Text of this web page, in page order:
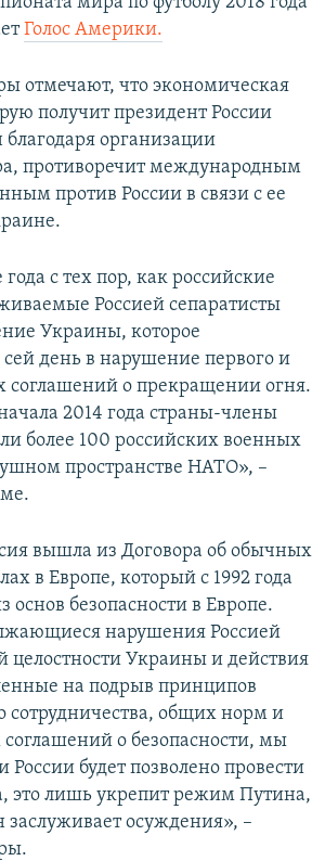
Голос Америки.
отмечают, что экономическая
получит президент России
организации
противоречит международным
против России в связи с ее
с тех пор, как российские
Россией сепаратисты
Украины, которое
сей день в нарушение первого и
соглашений о прекращении огня.
2014 года страны-члены
более 100 российских военных
пространстве НАТО», –
вышла из Договора об обычных
в Европе, который с 1992 года
основ безопасности в Европе.
нарушения Россией
целостности Украины и действия
на подрыв принципов
сотрудничества, общих норм и
о безопасности, мы
России будет позволено провести
это лишь укрепит режим Путина,
заслуживает осуждения», –